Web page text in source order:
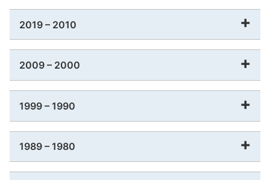
2019 – 2010
2009 – 2000
1999 – 1990
1989 – 1980